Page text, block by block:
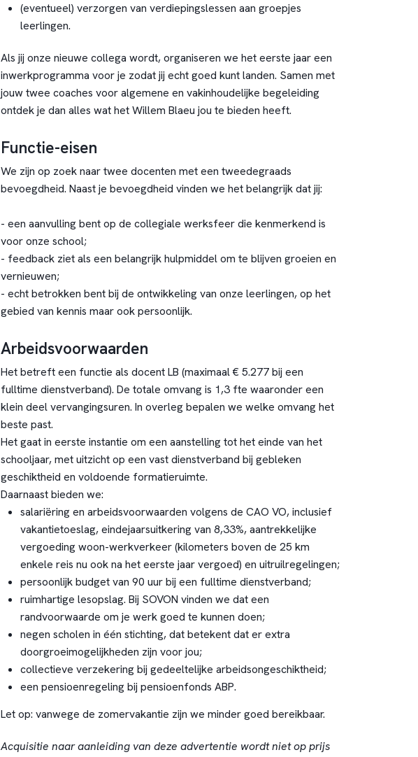
(eventueel) verzorgen van verdiepingslessen aan groepjes
leerlingen.
Als jij onze nieuwe collega wordt, organiseren we het eerste jaar een
inwerkprogramma voor je zodat jij echt goed kunt landen. Samen met
jouw twee coaches voor algemene en vakinhoudelijke begeleiding
ontdek je dan alles wat het Willem Blaeu jou te bieden heeft.
Functie-eisen
We zijn op zoek naar twee docenten met een tweedegraads
bevoegdheid. Naast je bevoegdheid vinden we het belangrijk dat jij:
- een aanvulling bent op de collegiale werksfeer die kenmerkend is
voor onze school;
- feedback ziet als een belangrijk hulpmiddel om te blijven groeien en
vernieuwen;
- echt betrokken bent bij de ontwikkeling van onze leerlingen, op het
gebied van kennis maar ook persoonlijk.
Arbeidsvoorwaarden
Het betreft een functie als docent LB (maximaal € 5.277 bij een
fulltime dienstverband). De totale omvang is 1,3 fte waaronder een
klein deel vervangingsuren. In overleg bepalen we welke omvang het
beste past.
Het gaat in eerste instantie om een aanstelling tot het einde van het
schooljaar, met uitzicht op een vast dienstverband bij gebleken
geschiktheid en voldoende formatieruimte.
Daarnaast bieden we:
salariëring en arbeidsvoorwaarden volgens de CAO VO, inclusief
vakantietoeslag, eindejaarsuitkering van 8,33%, aantrekkelijke
vergoeding woon-werkverkeer (kilometers boven de 25 km
enkele reis nu ook na het eerste jaar vergoed) en uitruilregelingen;
persoonlijk budget van 90 uur bij een fulltime dienstverband;
ruimhartige lesopslag. Bij SOVON vinden we dat een
randvoorwaarde om je werk goed te kunnen doen;
negen scholen in één stichting, dat betekent dat er extra
doorgroeimogelijkheden zijn voor jou;
collectieve verzekering bij gedeeltelijke arbeidsongeschiktheid;
een pensioenregeling bij pensioenfonds ABP.
Let op: vanwege de zomervakantie zijn we minder goed bereikbaar.
Acquisitie naar aanleiding van deze advertentie wordt niet op prijs